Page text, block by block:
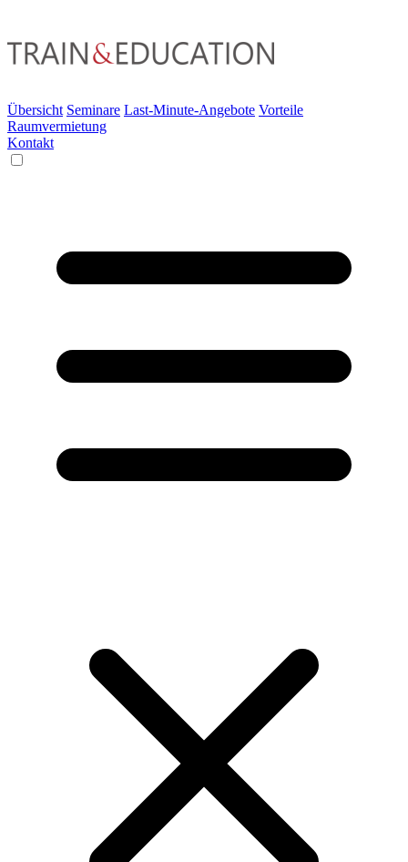
Übersicht Seminare Last-Minute-Angebote Vorteile
Raumvermietung
Kontakt